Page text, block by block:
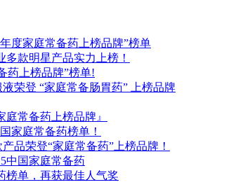
度家庭常备药上榜品牌”榜单
多款明星产品实力上榜！
药上榜品牌”榜单!
荣登 “家庭常备肠胃药” 上榜品牌
常备药上榜品牌』
家庭常备药榜单！
品荣登“家庭常备药”上榜品牌！
中国家庭常备药
榜单，再获最佳人气奖